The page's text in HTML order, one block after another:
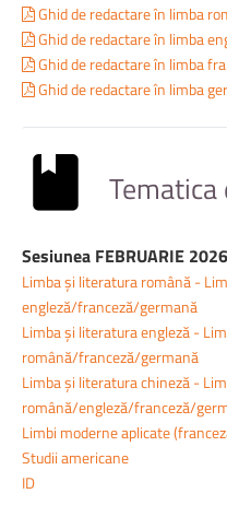
Ghid de redactare în limba
Ghid de redactare în limba
Ghid de redactare în limba
Ghid de redactare în limba
Sesiunea FEBRUARIE 2026
Limba și literatura română -
engleză/franceză/germană
Limba și literatura engleză -
română/franceză/germană
Limba și literatura chineză -
română/engleză/franceză/
Limbi moderne aplicate
Studii americane
ID